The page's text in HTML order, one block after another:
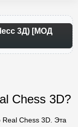
3Д) [МОД
Chess 3D?
Real Chess 3D. Эта